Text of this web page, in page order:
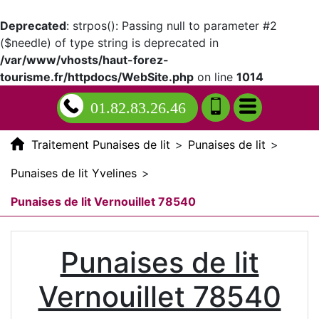
Deprecated: strpos(): Passing null to parameter #2
($needle) of type string is deprecated in
/var/www/vhosts/haut-forez-
tourisme.fr/httpdocs/WebSite.php on line 1014
01.82.83.26.46
Traitement Punaises de lit > Punaises de lit >
Punaises de lit Yvelines >
Punaises de lit Vernouillet 78540
Punaises de lit
Vernouillet 78540